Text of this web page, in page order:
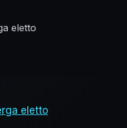
eletto
eletto